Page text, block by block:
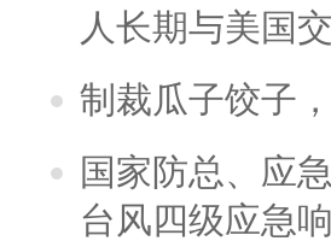
人长期与美国
制裁瓜子饺子
国家防总、应
台风四级应急